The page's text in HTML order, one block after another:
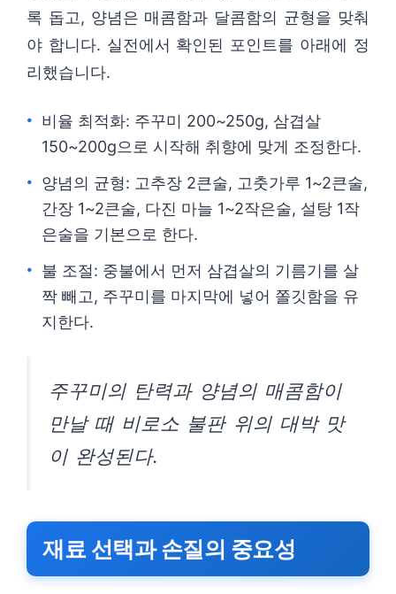
록 돕고, 양념은 매콤함과 달콤함의 균형을 맞춰
야 합니다. 실전에서 확인된 포인트를 아래에 정
리했습니다.
비율 최적화: 주꾸미 200~250g, 삼겹살
150~200g으로 시작해 취향에 맞게 조정한다.
양념의 균형: 고추장 2큰술, 고춧가루 1~2큰술,
간장 1~2큰술, 다진 마늘 1~2작은술, 설탕 1작
은술을 기본으로 한다.
불 조절: 중불에서 먼저 삼겹살의 기름기를 살
짝 빼고, 주꾸미를 마지막에 넣어 쫄깃함을 유
지한다.
주꾸미의 탄력과 양념의 매콤함이
만날 때 비로소 불판 위의 대박 맛
이 완성된다.
재료 선택과 손질의 중요성